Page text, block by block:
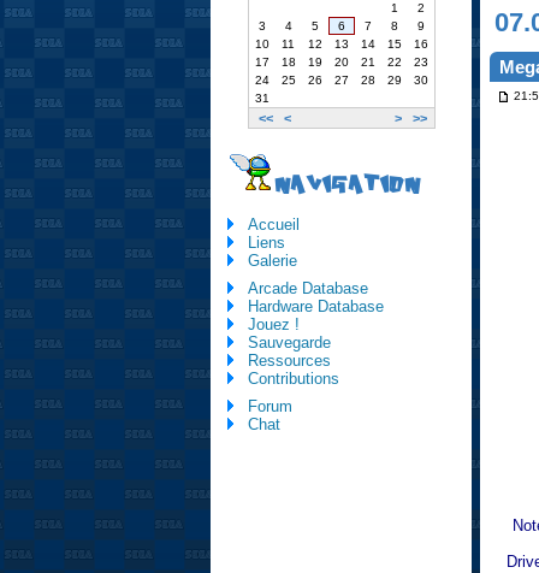
<< < > >>
1
2
3
4 5 6 7 8
9
10
11 12 13 14 15
16
17
18 19 20 21 22
23
24
25 26 27 28 29
30
31
NAVIGATION
Accueil
Liens
Galerie
Arcade Database
Hardware Database
Jouez !
Sauvegarde
Ressources
Contributions
Forum
Chat